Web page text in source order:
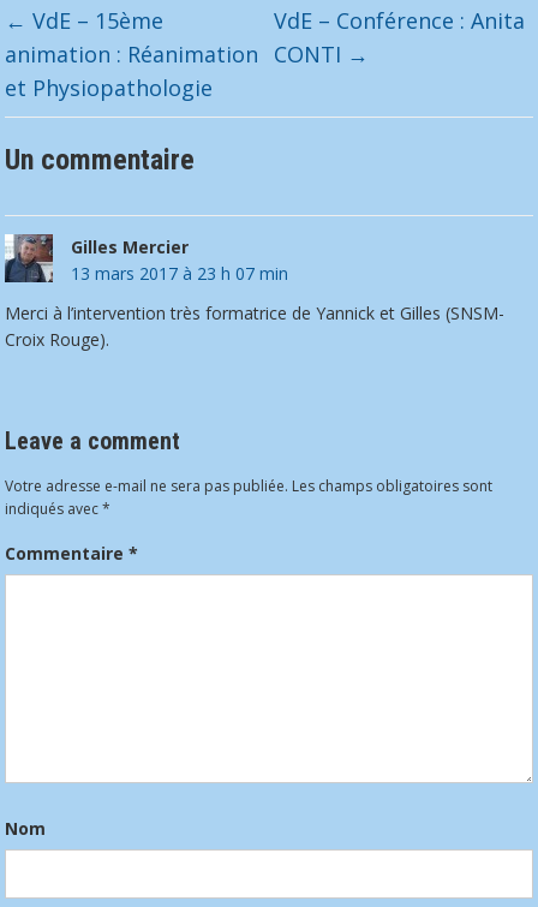
← VdE – 15ème
animation : Réanimation
et Physiopathologie
VdE – Conférence : Anita
CONTI →
Un commentaire
Gilles Mercier
13 mars 2017 à 23 h 07 min
Merci à l’intervention très formatrice de Yannick et Gilles (SNSM-
Croix Rouge).
Leave a comment
Votre adresse e-mail ne sera pas publiée. Les champs obligatoires sont
indiqués avec*
Commentaire*
Nom